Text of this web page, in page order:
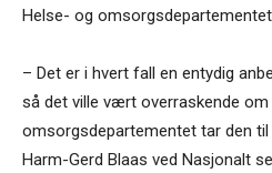
Helse- og
– Det er i hvert fall en entydig
så det ville vært overraskende om
omsorgsdepartementet tar den
Harm-Gerd Blaas ved Nasjonalt